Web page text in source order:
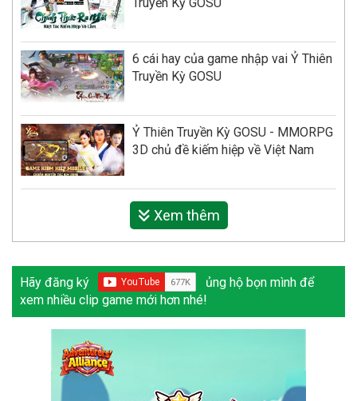
6 cái hay của game nhập vai Ỷ Thiên
Truyền Kỳ GOSU
Ỷ Thiên Truyền Kỳ GOSU - MMORPG
3D chủ đề kiếm hiệp về Việt Nam
Xem thêm
Hãy đăng ký
ủng hộ bọn mình để
xem nhiều clip game mới hơn nhé!